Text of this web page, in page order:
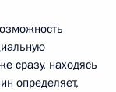
сразу, находясь
определяет,